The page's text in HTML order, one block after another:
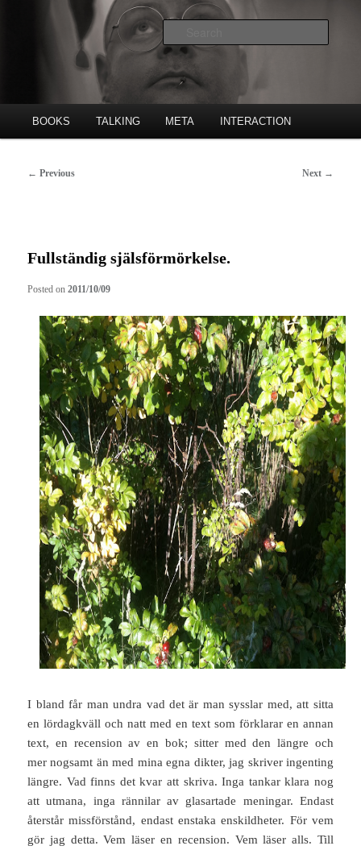
Freke Räihä
Poet, publishing house etc.
BOOKS TALKING META INTERACTION
Post
← Previous Next →
Fullständig själsförmörkelse.
Posted on2011/10/09
I bland får man undra vad det är man sysslar med, att sitta
en lördagkväll och natt med en text som förklarar en annan
text, en recension av en bok; sitter med den längre och
mer nogsamt än med mina egna dikter, jag skriver ingenting
längre. Vad finns det kvar att skriva. Inga tankar klara nog
att utmana, inga rännilar av glasartade meningar. Endast
återstår missförstånd, endast enstaka enskildheter. För vem
gör jag detta. Vem läser en recension. Vem läser alls. Till